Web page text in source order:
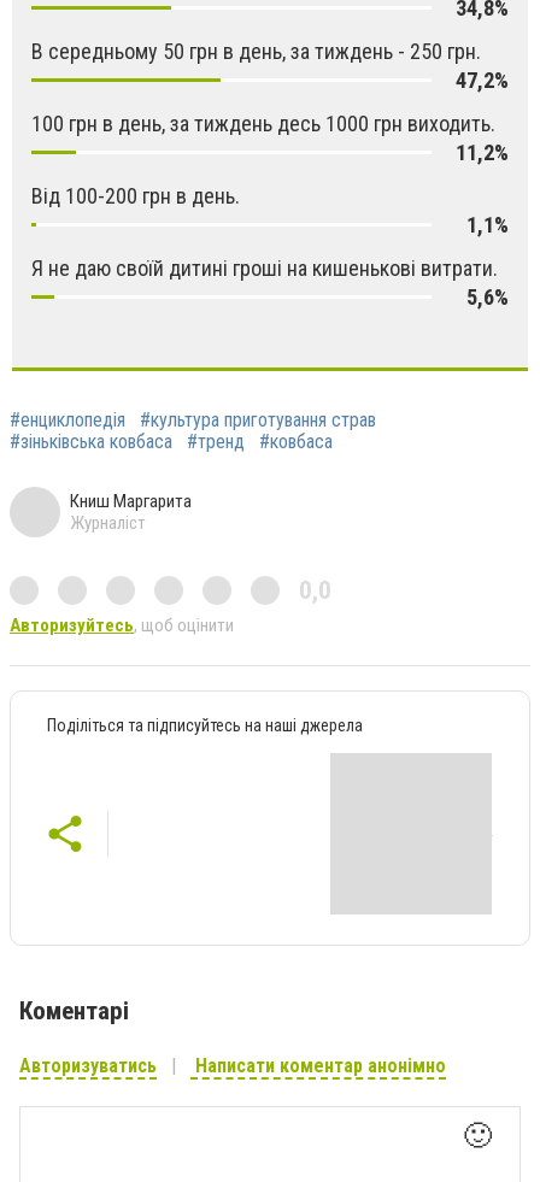
34,8%
В середньому 50 грн в день, за тиждень - 250 грн.
47,2%
100 грн в день, за тиждень десь 1000 грн виходить.
11,2%
Від 100-200 грн в день.
1,1%
Я не даю своїй дитині гроші на кишенькові витрати.
5,6%
#енциклопедія
#культура приготування страв
#зіньківська ковбаса
#тренд #ковбаса
Книш Маргарита
Журналіст
0,0
Авторизуйтесь, щоб оцінити
Поділіться та підписуйтесь на наші джерела
Коментарі
Авторизуватись Написати коментар анонімно
🙂